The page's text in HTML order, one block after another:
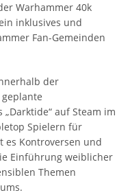
Warhammer 40k
inklusives und
Fan-Gemeinden
der
auf Steam im
Spielern für
es Kontroversen und
Einführung weiblicher
Themen